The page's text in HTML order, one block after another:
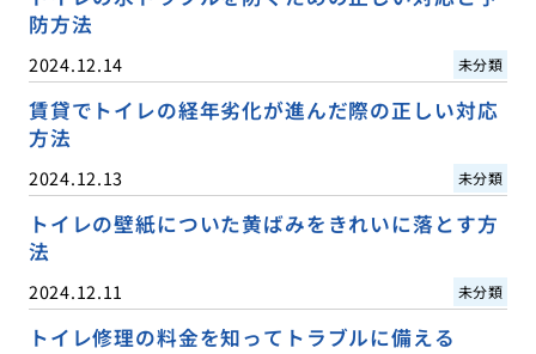
防方法
2024.12.14 未分類
賃貸でトイレの経年劣化が進んだ際の正しい対応
方法
2024.12.13 未分類
トイレの壁紙についた黄ばみをきれいに落とす方
法
2024.12.11 未分類
トイレ修理の料金を知ってトラブルに備える